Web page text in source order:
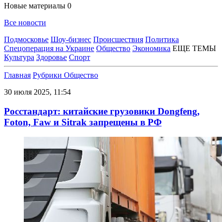
Новые материалы 0
Все новости
Подмосковье Шоу-бизнес Происшествия Политика
Спецоперация на Украине Общество Экономика ЕЩЕ ТЕМЫ
Культура Здоровье Спорт
Главная Рубрики Общество
30 июля 2025, 11:54
Росстандарт: китайские грузовики Dongfeng,
Foton, Faw и Sitrak запрещены в РФ